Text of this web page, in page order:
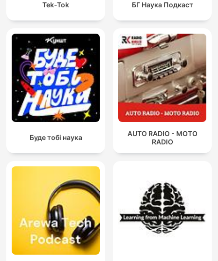
Tek-Tok БГ Наука Подкаст
Буде тобі наука
AUTO RADIO - MOTO
RADIO